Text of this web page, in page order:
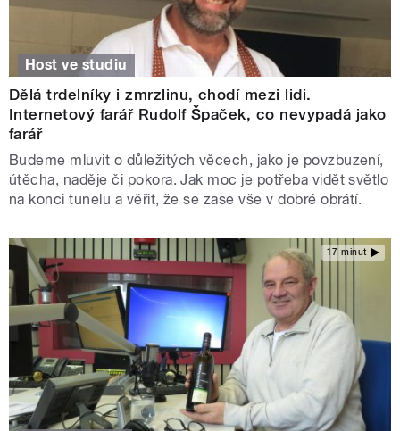
Host ve studiu
Dělá trdelníky i zmrzlinu, chodí mezi lidi.
Internetový farář Rudolf Špaček, co nevypadá jako
farář
Budeme mluvit o důležitých věcech, jako je povzbuzení,
útěcha, naděje či pokora. Jak moc je potřeba vidět světlo
na konci tunelu a věřit, že se zase vše v dobré obrátí.
17 minut